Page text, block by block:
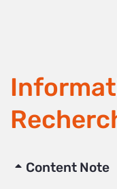
Content Note